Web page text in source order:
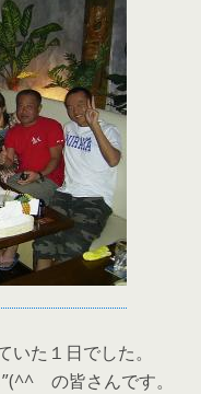
た１日でした。
ゞの皆さんです。